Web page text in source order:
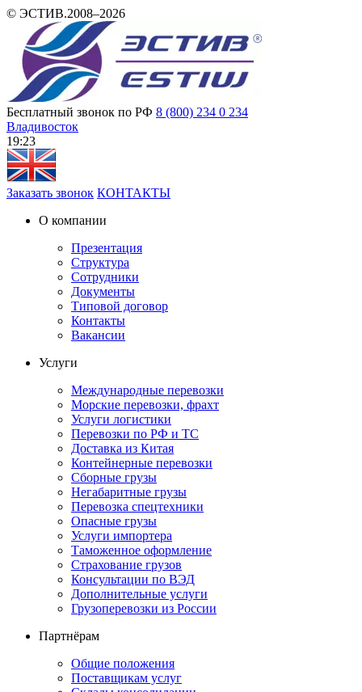
© ЭСТИВ.2008–2026
Бесплатный звонок по РФ 8 (800) 234 0 234
Владивосток
19 23
Заказать звонок КОНТАКТЫ
О компании
Презентация
Структура
Сотрудники
Документы
Типовой договор
Контакты
Вакансии
Услуги
Международные перевозки
Морские перевозки, фрахт
Услуги логистики
Перевозки по РФ и ТС
Доставка из Китая
Контейнерные перевозки
Сборные грузы
Негабаритные грузы
Перевозка спецтехники
Опасные грузы
Услуги импортера
Таможенное оформление
Страхование грузов
Консультации по ВЭД
Дополнительные услуги
Грузоперевозки из России
Партнёрам
Общие положения
Поставщикам услуг